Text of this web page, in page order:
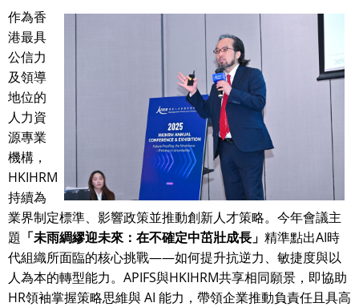
作為香
港最具
公信力
及領導
地位的
人力資
源專業
機構，
HKIHRM
持續為
業界制定標準、影響政策並推動創新人才策略。今年會議主
題 「未雨綢繆迎未來：在不確定中茁壯成長」 精準點出AI時
代組織所面臨的核心挑戰——如何提升抗逆力、敏捷度與以
人為本的轉型能力。APIFS與HKIHRM共享相同願景，即協助
HR領袖掌握策略思維與 AI 能力，帶領企業推動負責任且具高